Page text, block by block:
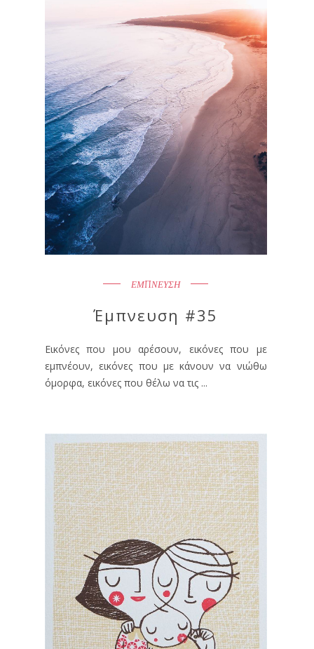
ΕΜΠΝΕΥΣΗ
Έμπνευση #35
Εικόνες που μου αρέσουν, εικόνες που με
εμπνέουν, εικόνες που με κάνουν να νιώθω
όμορφα, εικόνες που θέλω να τις ...